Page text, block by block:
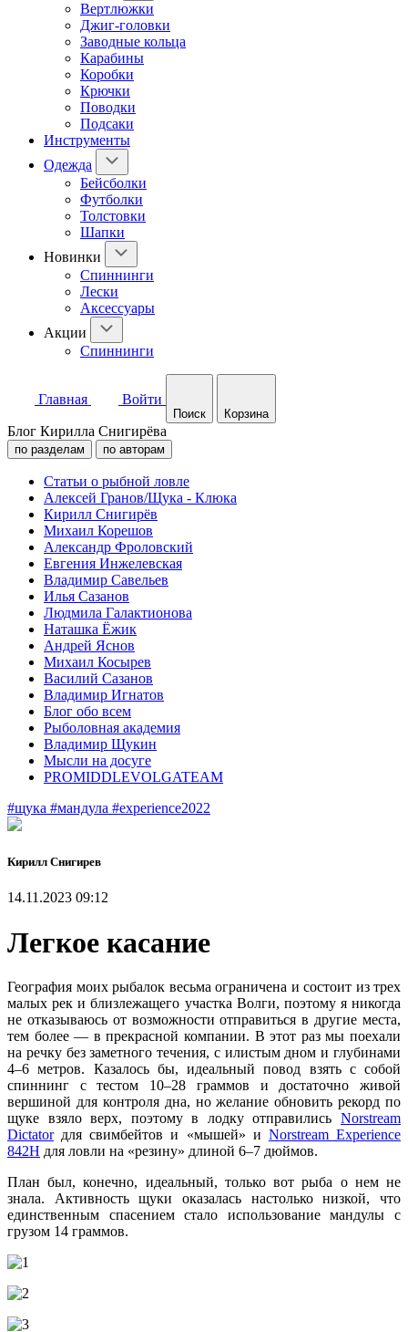
Вертлюжки
Джиг-головки
Заводные кольца
Карабины
Коробки
Крючки
Поводки
Подсаки
Инструменты
Одежда
Бейсболки
Футболки
Толстовки
Шапки
Новинки
Спиннинги
Лески
Аксессуары
Акции
Спиннинги
Главная Войти
Поиск Корзина
Блог Кирилла Снигирёва
по разделам по авторам
Статьи о рыбной ловле
Алексей Гранов/Щука - Клюка
Кирилл Снигирёв
Михаил Корешов
Александр Фроловский
Евгения Инжелевская
Владимир Савельев
Илья Сазанов
Людмила Галактионова
Наташка Ёжик
Андрей Яснов
Михаил Косырев
Василий Сазанов
Владимир Игнатов
Блог обо всем
Рыболовная академия
Владимир Щукин
Мысли на досуге
PROMIDDLEVOLGATEAM
#щука #мандула #experience2022
Кирилл Снигирев
14.11.2023 09:12
Легкое касание
География моих рыбалок весьма ограничена и состоит из трех
малых рек и близлежащего участка Волги, поэтому я никогда
не отказываюсь от возможности отправиться в другие места,
тем более — в прекрасной компании. В этот раз мы поехали
на речку без заметного течения, с илистым дном и глубинами
4–6 метров. Казалось бы, идеальный повод взять с собой
спиннинг с тестом 10–28 граммов и достаточно живой
вершиной для контроля дна, но желание обновить рекорд по
щуке взяло верх, поэтому в лодку отправились Norstream
Dictatorдля свимбейтов и «мышей» и Norstream Experience
842H для ловли на «резину» длиной 6–7 дюймов.
План был, конечно, идеальный, только вот рыба о нем не
знала. Активность щуки оказалась настолько низкой, что
единственным спасением стало использование мандулы с
грузом 14 граммов.